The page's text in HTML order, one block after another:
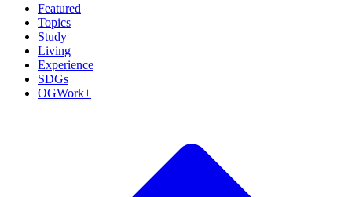
Featured
Topics
Study
Living
Experience
SDGs
OGWork+